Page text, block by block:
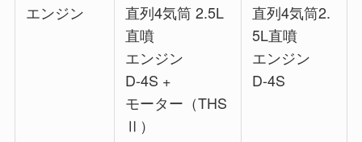
エンジン
直列4気筒 2.5L
直噴
エンジン
D-4S +
モーター（THS
Ⅱ）
直列4気筒2.
5L直噴
エンジン
D-4S